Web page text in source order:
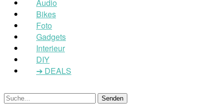
Audio
Bikes
Foto
Gadgets
Interieur
DIY
➔ DEALS